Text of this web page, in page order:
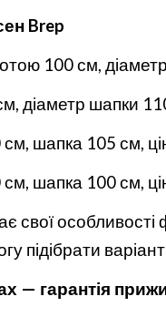
Brep
100 см,
шапки
шапка 105 см,
шапка 100 см,
свої особливості
підібрати
— гарантія